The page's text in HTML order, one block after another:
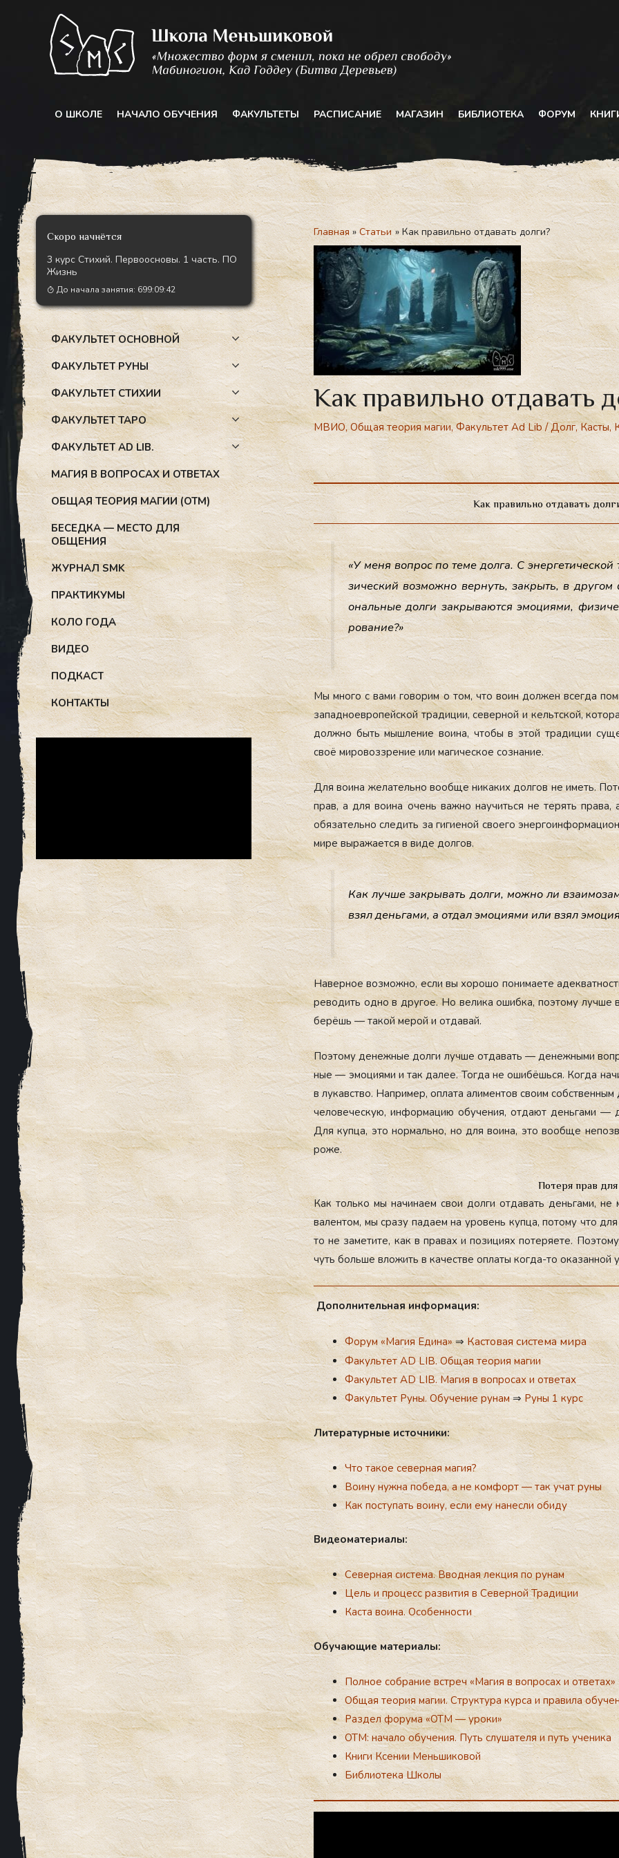
содержимому
О ШКОЛЕ НАЧАЛО ОБУЧЕНИЯ ФАКУЛЬТЕТЫ РАСПИСАНИЕ МАГАЗИН БИБЛИОТЕКА ФОРУМ
Скоро начнётся
3 курс Стихий. Первоосновы. 1 часть. ПО
Жизнь
До начала занятия: 699:09:40
ФАКУЛЬТЕТ ОСНОВНОЙ
ФАКУЛЬТЕТ РУНЫ
ФАКУЛЬТЕТ СТИХИИ
ФАКУЛЬТЕТ ТАРО
ФАКУЛЬТЕТ AD LIB.
МАГИЯ В ВОПРОСАХ И ОТВЕТАХ
ОБЩАЯ ТЕОРИЯ МАГИИ (ОТМ)
БЕСЕДКА — МЕСТО ДЛЯ
ОБЩЕНИЯ
ЖУРНАЛ SMK
ПРАКТИКУМЫ
КОЛО ГОДА
ВИДЕО
ПОДКАСТ
КОНТАКТЫ
Главная Статьи Как правильно отдавать долги?
Как правильно отдавать
МВИО,Общая теория магии,Факультет Ad Lib/Долг,Касты,
Как правильно отдавать
«У ме­ня воп­рос по те­ме дол­га. С
зичес­кий воз­можно вер­нуть, зак­рыть, в
ональ­ные дол­ги зак­ры­ва­ют­ся эмо­ци­ями,
рова­ние?»
Мы мно­го с ва­ми го­ворим о том, что во­ин дол­жен всег­да
за­пад­но­ев­ро­пей­ской тра­диции, се­вер­ной и кель­тской,
дол­жно быть мыш­ле­ние во­ина, что­бы в этой тра­диции
своё ми­ровоз­зре­ние или ма­гичес­кое соз­на­ние.
Для во­ина же­латель­но во­об­ще ни­каких дол­гов не иметь.
прав, а для во­ина очень важ­но на­учить­ся не те­рять
обя­затель­но сле­дить за ги­ги­еной сво­его
ми­ре вы­ража­ет­ся в ви­де дол­гов.
Как луч­ше зак­ры­вать дол­ги, мож­но ли
взял день­га­ми, а от­дал эмо­ци­ями или взял
На­вер­ное воз­можно, ес­ли вы хо­рошо по­нима­ете
рево­дить од­но в дру­гое. Но ве­лика ошиб­ка, по­это­му луч­ше
бе­рёшь — та­кой ме­рой и от­да­вай.
По­это­му де­неж­ные дол­ги луч­ше от­да­вать — де­неж­ны­ми
ные — эмо­ци­ями и так да­лее. Тог­да не оши­бёшь­ся. Ког­да
в лу­кавс­тво. Нап­ри­мер, оп­ла­та али­мен­тов сво­им
че­лове­чес­кую, ин­форма­цию обу­чения, от­да­ют день­га­ми —
Для куп­ца, это нор­маль­но, но для во­ина, это во­об­ще
роже.
Потеря прав для
Как толь­ко мы на­чина­ем свои дол­ги от­да­вать день­га­ми,
вален­том, мы сра­зу па­да­ем на уро­вень куп­ца, по­тому что
то не за­мети­те, как в пра­вах и по­зици­ях по­теря­ете.
чуть боль­ше вло­жить в ка­чес­тве оп­ла­ты ког­да-то
До­пол­ни­тель­ная ин­фор­ма­ция:
Форум «Магия Едина»⇒ Кастовая система мира
Факультет AD LIB. Общая теория магии
Факультет AD LIB. Магия в вопросах и ответах
Факультет Руны. Обучение рунам⇒Руны 1 курс
Ли­те­ра­тур­ные ис­точ­ни­ки:
Что такое северная магия?
Воину нужна победа, а не комфорт — так учат руны
Как поступать воину, если ему нанесли обиду
Ви­де­ома­те­ри­алы:
Северная система. Вводная лекция по рунам
Цель и процесс развития в Северной Традиции
Каста воина. Особенности
Обу­ча­ющие ма­те­ри­алы:
Полное собрание встреч «Магия в вопросах и ответах»
Общая теория магии. Структура курса и правила
Раздел форума «ОТМ — уроки»
ОТМ: начало обучения. Путь слушателя и путь ученика
Книги Ксении Меньшиковой
Библиотека Школы